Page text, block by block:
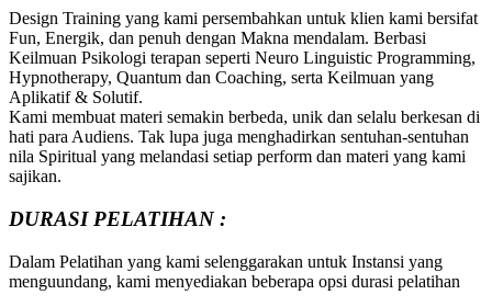
Design Training yang kami persembahkan untuk klien kami bersifat
Fun, Energik, dan penuh dengan Makna mendalam. Berbasi
Keilmuan Psikologi terapan seperti Neuro Linguistic Programming,
Hypnotherapy, Quantum dan Coaching, serta Keilmuan yang
Aplikatif & Solutif.
Kami membuat materi semakin berbeda, unik dan selalu berkesan di
hati para Audiens. Tak lupa juga menghadirkan sentuhan-sentuhan
nila Spiritual yang melandasi setiap perform dan materi yang kami
sajikan.
DURASI PELATIHAN :
Dalam Pelatihan yang kami selenggarakan untuk Instansi yang
menguundang, kami menyediakan beberapa opsi durasi pelatihan